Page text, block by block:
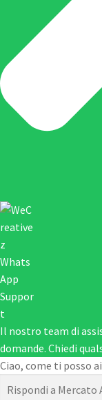
Il nostro team di
domande. Chiedi
Ciao, come ti posso